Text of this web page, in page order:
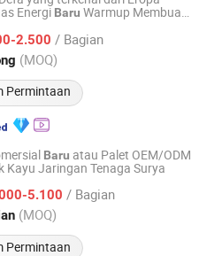
Energi Baru Warmup Membuat
2.500 / Bagian
(MOQ)
Permintaan
Co., Ltd.
mulai 2022
Baru atau Palet OEM/ODM
Kayu Jaringan Tenaga Surya
5.100 / Bagian
(MOQ)
Permintaan
Harga mulai 2026